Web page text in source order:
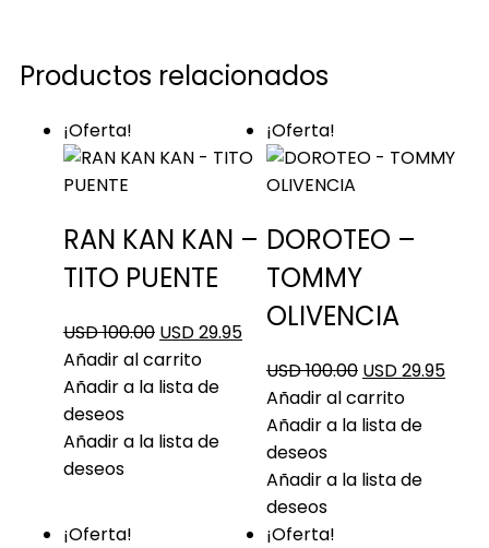
Productos relacionados
¡Oferta!
RAN KAN KAN –
TITO PUENTE
USD 100.00 USD 29.95
Añadir al carrito
Añadir a la lista de
deseos
Añadir a la lista de
deseos
¡Oferta!
DOROTEO –
TOMMY
OLIVENCIA
USD 100.00 USD 29.95
Añadir al carrito
Añadir a la lista de
deseos
Añadir a la lista de
deseos
¡Oferta!
¡Oferta!